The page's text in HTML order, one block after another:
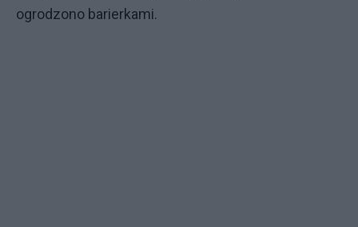
ogrodzono barierkami.